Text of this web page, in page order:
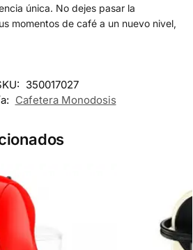
única. No dejes pasar la
momentos de café a un nuevo nivel,
350017027
Cafetera Monodosis